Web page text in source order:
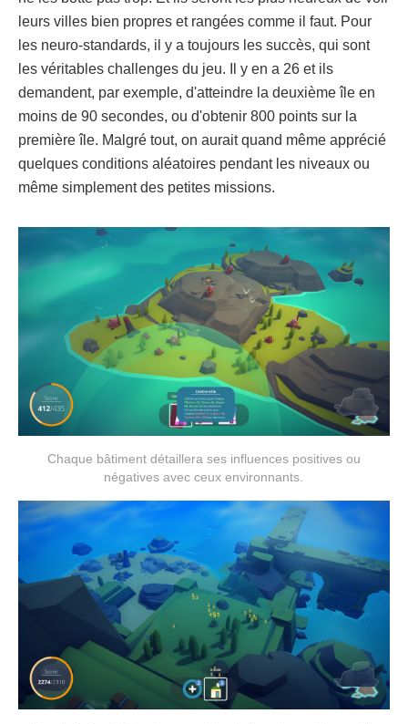
leurs villes bien propres et rangées comme il faut. Pour
les neuro-standards, il y a toujours les succès, qui sont
les véritables challenges du jeu. Il y en a 26 et ils
demandent, par exemple, d'atteindre la deuxième île en
moins de 90 secondes, ou d'obtenir 800 points sur la
première île. Malgré tout, on aurait quand même apprécié
quelques conditions aléatoires pendant les niveaux ou
même simplement des petites missions.
Chaque bâtiment détaillera ses influences positives ou
négatives avec ceux environnants.